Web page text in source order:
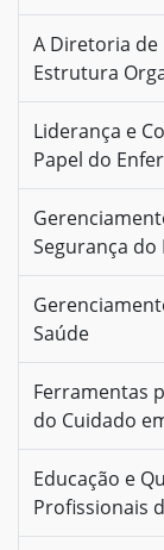
A Diretoria de
Estrutura
Liderança e
Papel do
Segurança do
Saúde
Ferramentas
do Cuidado
Educação e
Profissionais